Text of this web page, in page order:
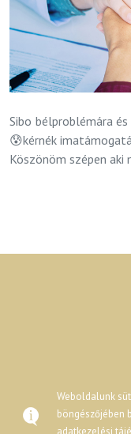
Sibo bélproblémára
😰kérnék
Köszönöm szépen aki
Weboldalunk
böngészőjében
adatkezelési